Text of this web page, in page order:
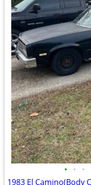
• • •
1983 El Camino(Body